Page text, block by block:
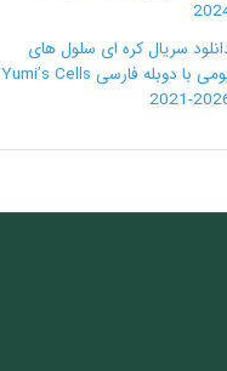
سریال کره ای سلول های
یومی با دوبله فارسی Yumi’s Cells
2021-